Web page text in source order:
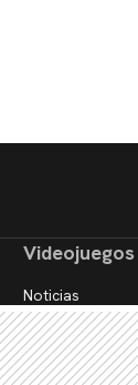
Videojuegos
Noticias
Reseñas